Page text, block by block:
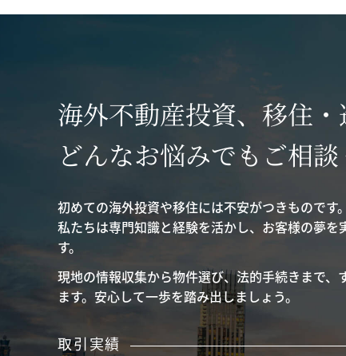
海外不動産投資、移住・
どんなお悩みでもご相
初めての海外投資や移住には不安がつきものです。
私たちは専門知識と経験を活かし、お客様の夢を
す。
現地の情報収集から物件選び、法的手続きまで、
ます。安心して一歩を踏み出しましょう。
取引実績